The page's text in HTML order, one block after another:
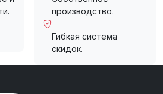
производство.
Гибкая система
скидок.